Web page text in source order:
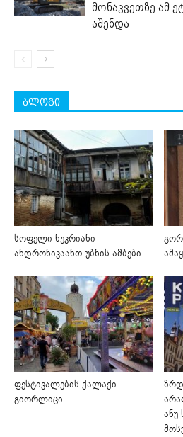
მონაკვეთზე ამ
აშენდა
ბლოგი
სოფელი ნუკრიანი –
ანდრონიკაანთ უბნის ამბები
ფესტივალების ქალაქი –
გიორლიცი
ანუ